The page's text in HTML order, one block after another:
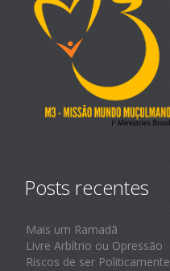
Posts recentes
Mais um Ramadã
Livre Arbítrio ou Opressão
Riscos de ser